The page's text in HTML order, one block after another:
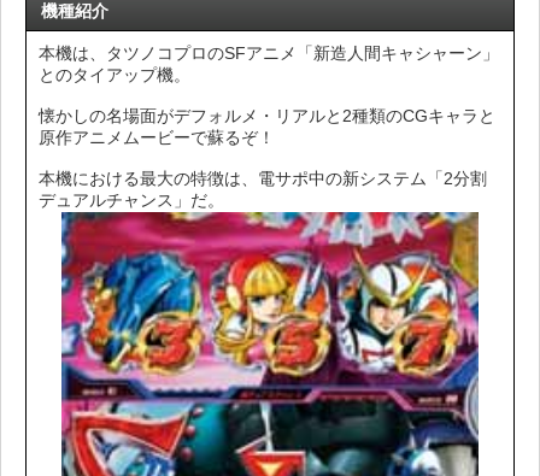
機種紹介
本機は、タツノコプロのSFアニメ「新造人間キャシャーン」
とのタイアップ機。
懐かしの名場面がデフォルメ・リアルと2種類のCGキャラと
原作アニメムービーで蘇るぞ！
本機における最大の特徴は、電サポ中の新システム「2分割
デュアルチャンス」だ。